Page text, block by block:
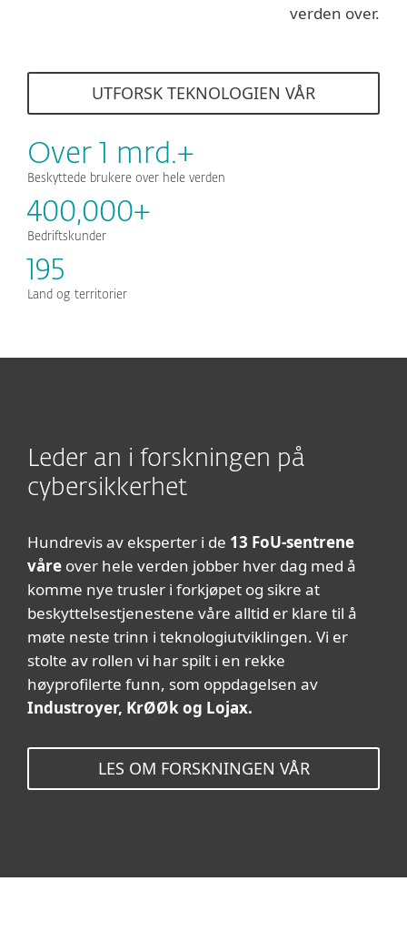
verden over.
UTFORSK TEKNOLOGIEN VÅR
Over 1 mrd.+
Beskyttede brukere over hele verden
400,000+
Bedriftskunder
195
Land og territorier
Leder an i forskningen på
cybersikkerhet
Hundrevis av eksperter i de 13 FoU-sentrene
våre over hele verden jobber hver dag med å
komme nye trusler i forkjøpet og sikre at
beskyttelsestjenestene våre alltid er klare til å
møte neste trinn i teknologiutviklingen. Vi er
stolte av rollen vi har spilt i en rekke
høyprofilerte funn, som oppdagelsen av
Industroyer, KrØØk og Lojax.
LES OM FORSKNINGEN VÅR